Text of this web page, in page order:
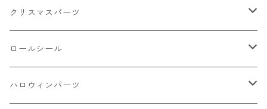
パン
ゼリー
お花
ミニパーツ ネイル
雑貨系
クラック
ソロバン型
アルファベット
不透明
3㎜
不透明タイプ
ミックスタイプ
4㎜
カラー丸カン
10㎜
ボールチップ
ピアスパーツ
クリスマスパーツ
プラチャーム
デコパーツ 貼り付けパーツ
ロールシール
サンキュー
ハロウィンパーツ